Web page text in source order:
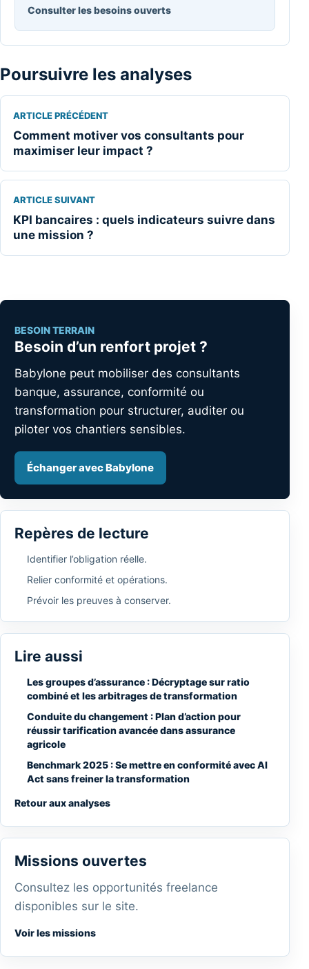
Consulter les besoins ouverts
Poursuivre les analyses
ARTICLE PRÉCÉDENT
Comment motiver vos consultants pour
maximiser leur impact ?
ARTICLE SUIVANT
KPI bancaires : quels indicateurs suivre dans
une mission ?
BESOIN TERRAIN
Besoin d’un renfort projet ?
Babylone peut mobiliser des consultants
banque, assurance, conformité ou
transformation pour structurer, auditer ou
piloter vos chantiers sensibles.
Échanger avec Babylone
Repères de lecture
Identifier l’obligation réelle.
Relier conformité et opérations.
Prévoir les preuves à conserver.
Lire aussi
Les groupes d’assurance : Décryptage sur ratio
combiné et les arbitrages de transformation
Conduite du changement : Plan d’action pour
réussir tarification avancée dans assurance
agricole
Benchmark 2025 : Se mettre en conformité avec AI
Act sans freiner la transformation
Retour aux analyses
Missions ouvertes
Consultez les opportunités freelance
disponibles sur le site.
Voir les missions